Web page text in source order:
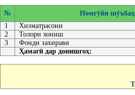
№ Номгӯйи
1
Хизматрасони
2
Толори хониш
3
Фонди захирави
Ҳамагӣ дар донишгоҳ: